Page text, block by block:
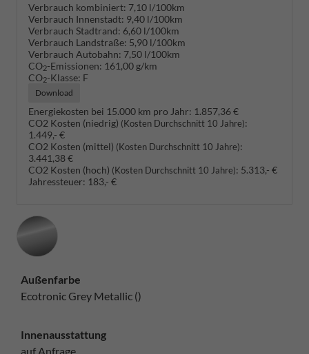
Verbrauch kombiniert: 7,10 l/100km
Verbrauch Innenstadt: 9,40 l/100km
Verbrauch Stadtrand: 6,60 l/100km
Verbrauch Landstraße: 5,90 l/100km
Verbrauch Autobahn: 7,50 l/100km
CO2-Emissionen: 161,00 g/km
CO2-Klasse: F
Download
Energiekosten bei 15.000 km pro Jahr: 1.857,36 €
CO2 Kosten (niedrig) (Kosten Durchschnitt 10 Jahre):
1.449,- €
CO2 Kosten (mittel) (Kosten Durchschnitt 10 Jahre):
3.441,38 €
CO2 Kosten (hoch) (Kosten Durchschnitt 10 Jahre): 5.313,- €
Jahressteuer: 183,- €
Außenfarbe
Ecotronic Grey Metallic ()
Innenausstattung
auf Anfrage